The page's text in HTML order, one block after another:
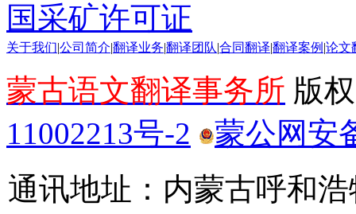
国采矿许可证
关于我们 公司简介 翻译业务 翻译团队 合同翻译 翻译案例 论文
蒙古语文翻译事务所 版
11002213号-2
蒙公网安
通讯地址：内蒙古呼和